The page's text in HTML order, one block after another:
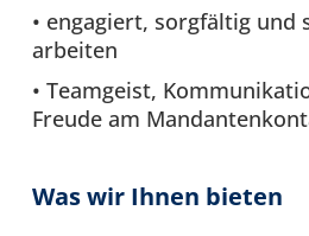
• engagiert, sorgfältig und
arbeiten
• Teamgeist,
Freude am
Was wir Ihnen bieten